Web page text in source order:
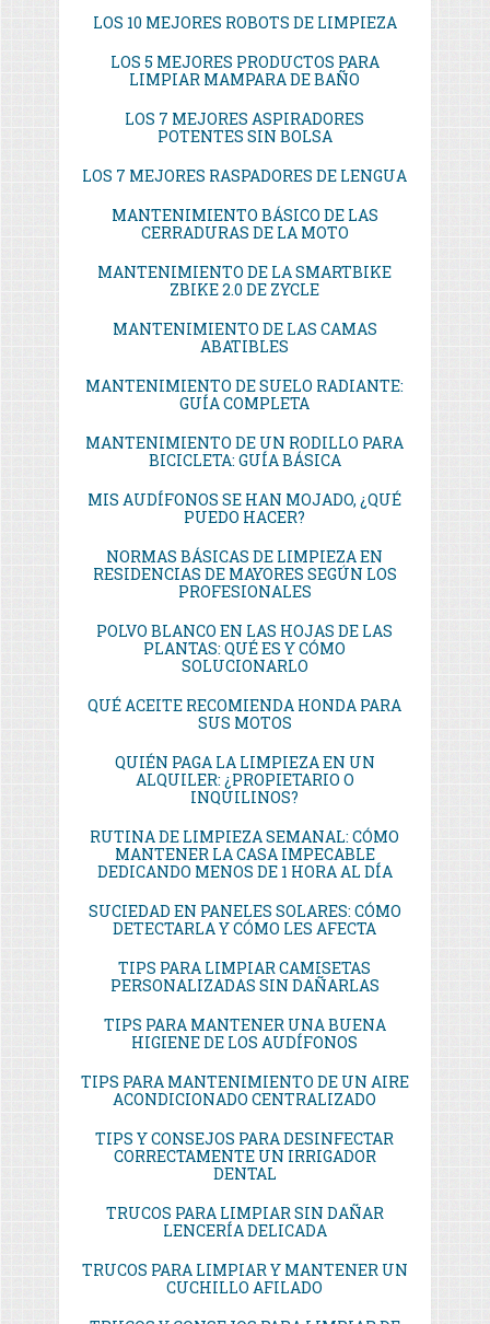
LOS 10 MEJORES ROBOTS DE LIMPIEZA
LOS 5 MEJORES PRODUCTOS PARA
LIMPIAR MAMPARA DE BAÑO
LOS 7 MEJORES ASPIRADORES
POTENTES SIN BOLSA
LOS 7 MEJORES RASPADORES DE LENGUA
MANTENIMIENTO BÁSICO DE LAS
CERRADURAS DE LA MOTO
MANTENIMIENTO DE LA SMARTBIKE
ZBIKE 2.0 DE ZYCLE
MANTENIMIENTO DE LAS CAMAS
ABATIBLES
MANTENIMIENTO DE SUELO RADIANTE:
GUÍA COMPLETA
MANTENIMIENTO DE UN RODILLO PARA
BICICLETA: GUÍA BÁSICA
MIS AUDÍFONOS SE HAN MOJADO, ¿QUÉ
PUEDO HACER?
NORMAS BÁSICAS DE LIMPIEZA EN
RESIDENCIAS DE MAYORES SEGÚN LOS
PROFESIONALES
POLVO BLANCO EN LAS HOJAS DE LAS
PLANTAS: QUÉ ES Y CÓMO
SOLUCIONARLO
QUÉ ACEITE RECOMIENDA HONDA PARA
SUS MOTOS
QUIÉN PAGA LA LIMPIEZA EN UN
ALQUILER: ¿PROPIETARIO O
INQUILINOS?
RUTINA DE LIMPIEZA SEMANAL: CÓMO
MANTENER LA CASA IMPECABLE
DEDICANDO MENOS DE 1 HORA AL DÍA
SUCIEDAD EN PANELES SOLARES: CÓMO
DETECTARLA Y CÓMO LES AFECTA
TIPS PARA LIMPIAR CAMISETAS
PERSONALIZADAS SIN DAÑARLAS
TIPS PARA MANTENER UNA BUENA
HIGIENE DE LOS AUDÍFONOS
TIPS PARA MANTENIMIENTO DE UN AIRE
ACONDICIONADO CENTRALIZADO
TIPS Y CONSEJOS PARA DESINFECTAR
CORRECTAMENTE UN IRRIGADOR
DENTAL
TRUCOS PARA LIMPIAR SIN DAÑAR
LENCERÍA DELICADA
TRUCOS PARA LIMPIAR Y MANTENER UN
CUCHILLO AFILADO